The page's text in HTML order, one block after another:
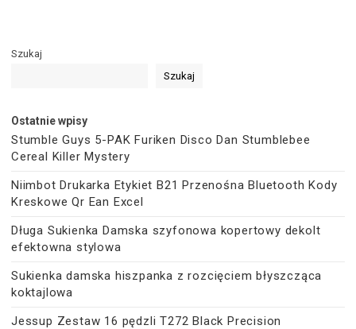
Szukaj
Szukaj
Ostatnie wpisy
Stumble Guys 5-PAK Furiken Disco Dan Stumblebee
Cereal Killer Mystery
Niimbot Drukarka Etykiet B21 Przenośna Bluetooth Kody
Kreskowe Qr Ean Excel
Długa Sukienka Damska szyfonowa kopertowy dekolt
efektowna stylowa
Sukienka damska hiszpanka z rozcięciem błyszcząca
koktajlowa
Jessup Zestaw 16 pędzli T272 Black Precision